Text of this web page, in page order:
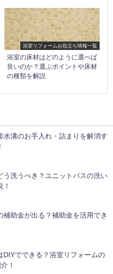
浴室リフォームお役立ち情報一覧
浴室の床材はどのように選べば
良いのか？選ぶポイントや床材
の種類を解説
水溝のお手入れ・詰まりを解消す
う洗うべき？ユニットバスの洗い
補助金が出る？補助金を活用でき
DIYでできる？浴室リフォームの
！